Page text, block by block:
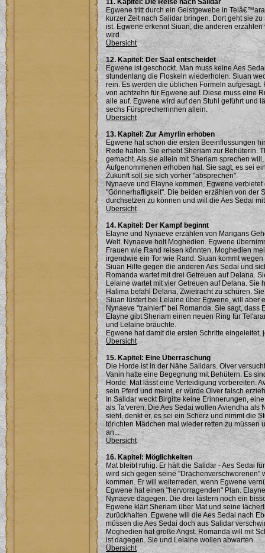
11. Kapitel: Die Reise nach Salidar
Egwene tritt durch ein Geistgewebe in
kurzer Zeit nach Salidar bringen. Dort geht sie
ist. Egwene erkennt Siuan, die anderen
wird.
Übersicht
12. Kapitel: Der Saal entscheidet
Egwene ist geschockt. Man muss keine Aes
stundenlang die Floskeln wiederholen. Siuan
rein. Es werden die üblichen Formeln
von achtzehn für Egwene auf. Diese muss eine
alle auf. Egwene wird auf den Stuhl geführt und
sechs Fürsprecherrinnen allein.
Übersicht
13. Kapitel: Zur Amyrlin erhoben
Egwene hat schon die ersten Beeinflussungen
Rede halten. Sie erhebt Sheriam zur Behüterin.
gemacht. Als sie allein mit Sheriam sprechen
Aufgenommenen erhoben hat. Sie sagt, es sei
Zukunft soll sie sich vorher "absprechen".
Nynaeve und Elayne kommen, Egwene
"Gönnerhaftigkeit". Die beiden erzählen von der
durchsetzen zu können und will die Aes Sedai
Übersicht
14. Kapitel: Der Kampf beginnt
Elayne und Nynaeve erzählen von Marigans
Welt. Nynaeve holt Moghedien. Egwene
Frauen wie Rand reisen könnten, Moghedien
irgendwie ein Tor wie Rand. Siuan kommt
Siuan Hilfe gegen die anderen Aes Sedai und
Romanda wartet mit drei Getreuen auf Delana.
Lelaine wartet mit vier Getreuen auf Delana. Sie
Halima befahl Delana, Zwietracht zu schüren.
Siuan lüstert bei Lelaine über Egwene, will aber
Nynaeve "trainiert" bei Romanda. Sie sagt,
Elayne gibt Sheriam einen neuen Ring für
und Lelaine bräuchte.
Egwene hat damit die ersten Schritte eingeleitet,
Übersicht
15. Kapitel: Eine Überraschung
Die Horde ist in der Nähe Salidars. Olver
Vanin hatte eine Begegnung mit Behütern. Es
Horde. Mat lässt eine Verteidigung vorbereiten.
sein Pferd und meint, er würde Olver falsch
In Salidar weckt Birgitte keine Erinnerungen,
als Ta'veren. Die Aes Sedai wollen Aviendha als
sieht, denkt er, es sei ein Scherz und nimmt die
törichten Mädchen mal wieder retten zu müssen
an...
Übersicht
16. Kapitel: Möglichkeiten
Mat bleibt ruhig. Er hält die Salidar - Aes Sedai
wird sich gegen seine "Drachenverschworenen"
kommen. Er will weiterreden, wenn Egwene
Egwene hat einen "hervorragenden" Plan.
Nynaeve dagegen. Die drei lästern noch ein
Egwene klärt Sheriam über Mat und seine
zurückhalten. Egwene will die Aes Sedai nach
müssen die Aes Sedai doch aus Salidar
Moghedien hat große Angst. Romanda will mit
ist dagegen. Sie und Lelaine wollen abwarten.
Übersicht